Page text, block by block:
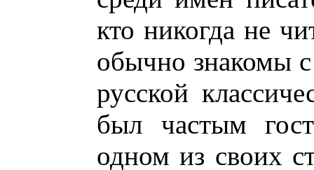
кто никогда не
обычно знакомы
русской
был частым
одном из своих